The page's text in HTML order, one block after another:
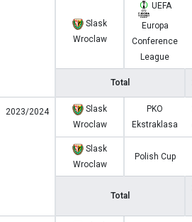
Slask
Wroclaw
UEFA
Europa
Conference
League
Total
2023/2024
Slask
Wroclaw
PKO
Ekstraklasa
Slask
Wroclaw
Polish Cup
Total